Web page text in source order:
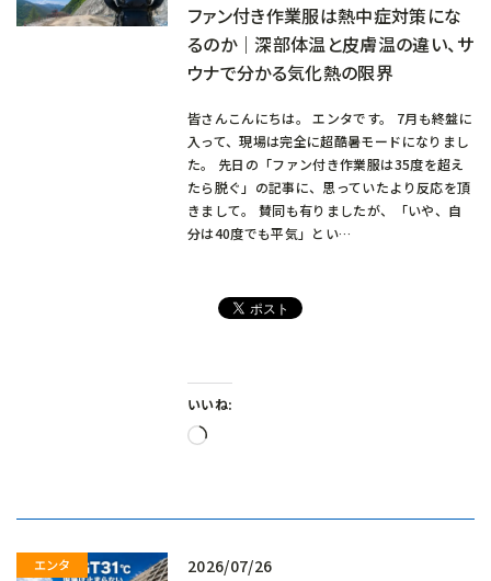
ファン付き作業服は熱中症対策にな
るのか｜深部体温と皮膚温の違い、サ
ウナで分かる気化熱の限界
皆さんこんにちは。 エンタです。 7月も終盤に
入って、現場は完全に超酷暑モードになりまし
た。 先日の「ファン付き作業服は35度を超え
たら脱ぐ」の記事に、思っていたより反応を頂
きまして。 賛同も有りましたが、「いや、自
分は40度でも平気」とい…
いいね:
読
2026/07/26